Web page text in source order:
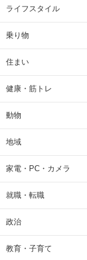
ライフスタイル
乗り物
住まい
健康・筋トレ
動物
地域
家電・PC・カメラ
就職・転職
政治
教育・子育て